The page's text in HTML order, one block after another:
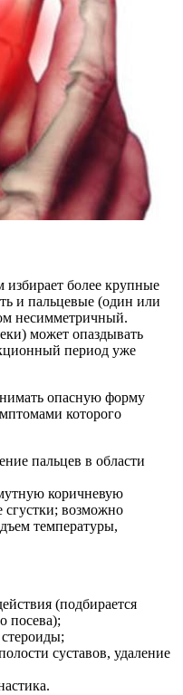
более крупные
и пальцевые (один или
несимметричный.
может опаздывать
период уже
опасную форму
которого
пальцев в области
коричневую
сгустки; возможно
температуры,
(подбирается
посева);
суставов, удаление